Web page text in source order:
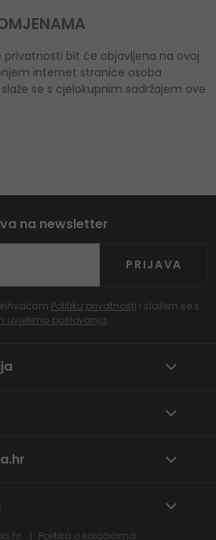
privatnosti bit će objavljena na ovoj
internet stranice osoba
se s cjelokupnim sadržajem ove
na newsletter
PRIJAVA
Politiku privatnosti i slažem se s
uvjetima poslovanja
Politika o kolačićima